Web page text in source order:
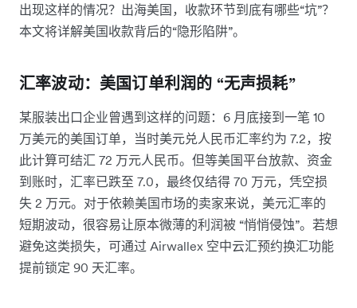
出现这样的情况？出海美国，收款环节到底有哪些“坑”？
本文将详解美国收款背后的“隐形陷阱”。
汇率波动：美国订单利润的 “无声损耗”
某服装出口企业曾遇到这样的问题：6 月底接到一笔 10
万美元的美国订单，当时美元兑人民币汇率约为 7.2，按
此计算可结汇 72 万元人民币。但等美国平台放款、资金
到账时，汇率已跌至 7.0，最终仅结得 70 万元，凭空损
失 2 万元。对于依赖美国市场的卖家来说，美元汇率的
短期波动，很容易让原本微薄的利润被 “悄悄侵蚀”。若想
避免这类损失，可通过 Airwallex 空中云汇预约换汇功能
提前锁定 90 天汇率。